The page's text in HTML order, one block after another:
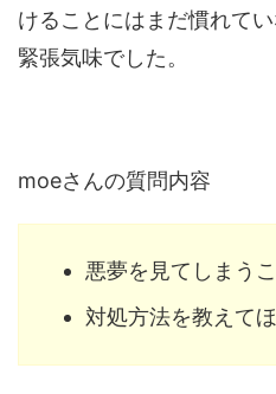
けることにはまだ慣れて
緊張気味でした。
moeさんの質問内容
悪夢を見てしまう
対処方法を教えて